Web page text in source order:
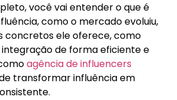
você vai entender o que é
como o mercado evoluiu,
concretos ele oferece, como
de forma eficiente e
agência de influencers
transformar influência em